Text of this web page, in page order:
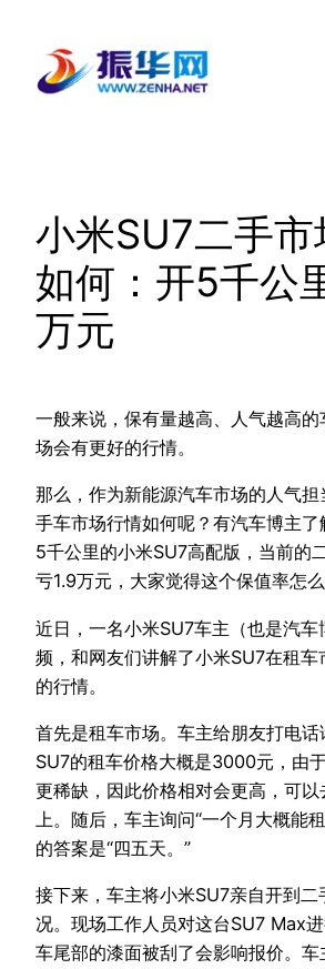
小米SU7二手市
如何：开5千公
万元
一般来说，保有量越高、人气越高
场会有更好的行情。
那么，作为新能源汽车市场的人气
手车市场行情如何呢？有汽车博主
5千公里的小米SU7高配版，当前的
亏1.9万元，大家觉得这个保值率怎
近日，一名小米SU7车主（也是汽
频，和网友们讲解了小米SU7在租车
的行情。
首先是租车市场。车主给朋友打电
SU7的租车价格大概是3000元，由
更稀缺，因此价格相对会更高，可
上。随后，车主询问“一个月大概能
的答案是“四五天。”
接下来，车主将小米SU7亲自开到二
况。现场工作人员对这台SU7 Max
车尾部的漆面被刮了会影响报价。